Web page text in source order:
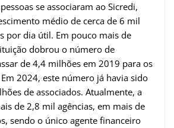
se associaram ao Sicredi,
médio de cerca de 6 mil
por dia útil. Em pouco mais de
dobrou o número de
de 4,4 milhões em 2019 para os
2024, este número já havia sido
de associados. Atualmente, a
de 2,8 mil agências, em mais de
sendo o único agente financeiro